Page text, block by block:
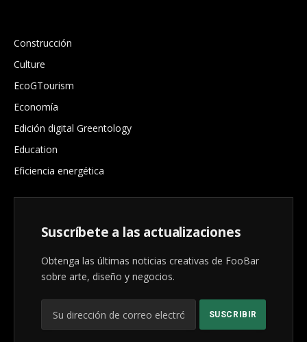
Construcción
Culture
EcoGTourism
Economía
Edición digital Greentology
Education
Eficiencia energética
Suscríbete a las actualizaciones
Obtenga las últimas noticias creativas de FooBar
sobre arte, diseño y negocios.